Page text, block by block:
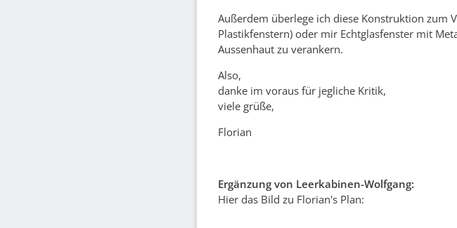
Außerdem überlege ich diese Konstruktion zum
Plastikfenstern) oder mir Echtglasfenster mit
Aussenhaut zu verankern.
Also,
danke im voraus für jegliche Kritik,
viele grüße,
Florian
Ergänzung von Leerkabinen-Wolfgang:
Hier das Bild zu Florian's Plan: